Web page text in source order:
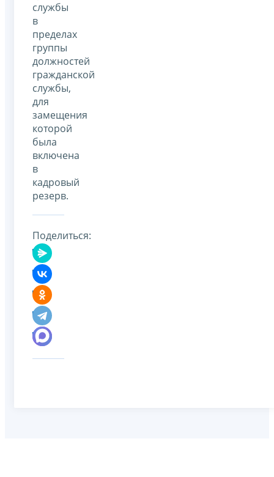
службы
в
пределах
группы
должностей
гражданской
службы,
для
замещения
которой
была
включена
в
кадровый
резерв.
Поделиться: